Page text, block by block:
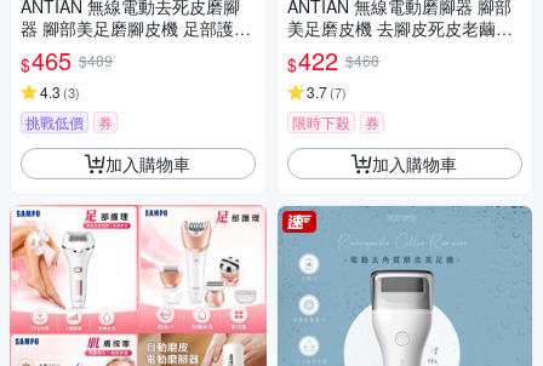
ANTIAN 無線電動去死皮磨腳
器 腳部美足磨腳皮機 足部護理
刮腳皮器
$465 $489
4.3 (3)
挑戰低價 券
加入購物車
ANTIAN 無線電動磨腳器 腳部
美足磨皮機 去腳皮死皮老繭修
足機 足部護理打磨刮腳底皮機
$422 $468
3.7(7)
限時下殺 券
加入購物車